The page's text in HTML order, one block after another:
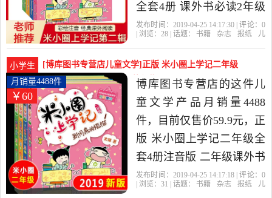
全套4册 课外书必读2年级
小学生老师推荐课外阅读
岁漫画书小学生故事套装
是2019年广东新华图书专
营店精选书籍,杂志,报纸当
中性价比很高的儿童文
学，由广东 广州发货。
发布时间：2019-04-25 14:17:30 | 评论： 0
| 浏览： 28 | 话题： 书籍 杂志 报纸
儿
小学生
[博库图书专营店儿童文学]正版 米小圈上学记二年级
全套4册注音月销量4488件仅售59.9元
￥60
月销量4488件
博库图书专营店的这件儿
童文学产品月销量4488
件，目前仅售价59.9元，正
版 米小圈上学记二年级全
套4册注音版 二年级课外书
校园故事 儿童读物漫画书
发布时间：2019-04-25 14:17:18 | 评论： 0
| 浏览： 31 | 话题： 书籍 杂志 报纸
儿